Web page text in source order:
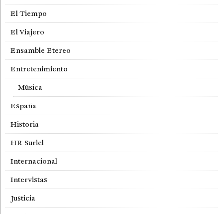
El Tiempo
El Viajero
Ensamble Etereo
Entretenimiento
Música
España
Historia
HR Suriel
Internacional
Intervistas
Justicia